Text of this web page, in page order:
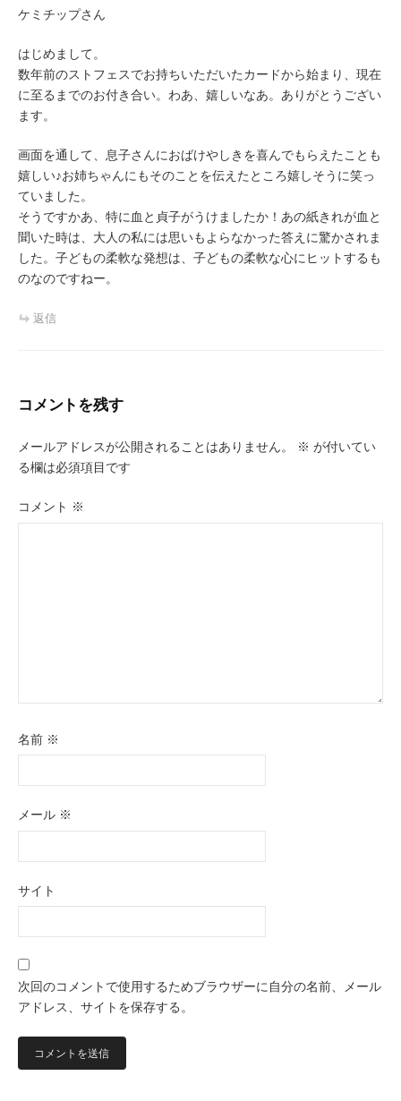
ケミチップさん
はじめまして。
数年前のストフェスでお持ちいただいたカードから始まり、現在
に至るまでのお付き合い。わあ、嬉しいなあ。ありがとうござい
ます。
画面を通して、息子さんにおばけやしきを喜んでもらえたことも
嬉しい♪お姉ちゃんにもそのことを伝えたところ嬉しそうに笑っ
ていました。
そうですかあ、特に血と貞子がうけましたか！あの紙きれが血と
聞いた時は、大人の私には思いもよらなかった答えに驚かされま
した。子どもの柔軟な発想は、子どもの柔軟な心にヒットするも
のなのですねー。
返信
コメントを残す
メールアドレスが公開されることはありません。 ※ が付いてい
る欄は必須項目です
コメント ※
名前 ※
メール ※
サイト
次回のコメントで使用するためブラウザーに自分の名前、メール
アドレス、サイトを保存する。